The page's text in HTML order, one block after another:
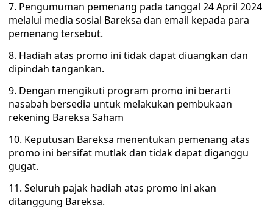
7. Pengumuman pemenang pada tanggal 24 April 2024
melalui media sosial Bareksa dan email kepada para
pemenang tersebut.
8. Hadiah atas promo ini tidak dapat diuangkan dan
dipindah tangankan.
9. Dengan mengikuti program promo ini berarti
nasabah bersedia untuk melakukan pembukaan
rekening Bareksa Saham
10. Keputusan Bareksa menentukan pemenang atas
promo ini bersifat mutlak dan tidak dapat diganggu
gugat.
11. Seluruh pajak hadiah atas promo ini akan
ditanggung Bareksa.